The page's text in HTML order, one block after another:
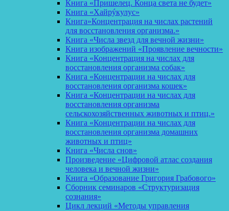
Книга «Пришелец. Конца света не будет»
Книга «Хайрýкулус»
Книга»Концентрация на числах растений
для восстановления организма.»
Книга «Числа звезд для вечной жизни»
Книга изображений «Проявление вечности»
Книга «Концентрация на числах для
восстановления организма собак»
Книга «Концентрации на числах для
восстановления организма кошек»
Книга «Концентрации на числах для
восстановления организма
сельскохозяйственных животных и птиц.»
Книга «Концентрации на числах для
восстановления организма домашних
животных и птиц»
Книга «Числа снов»
Произведение «Цифровой атлас создания
человека и вечной жизни»
Книга «Образование Григория Грабового»
Сборник семинаров «Структуризация
сознания»
Цикл лекций «Методы управления